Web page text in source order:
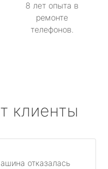
8 лет опыта в
ремонте
телефонов.
клиенты
отказалась